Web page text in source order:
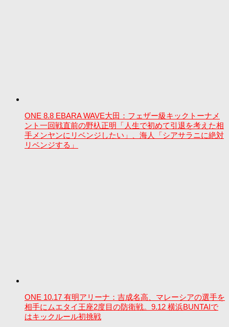
ONE 8.8 EBARA WAVE大田：フェザー級キックトーナメ
ント一回戦直前の野杁正明「人生で初めて引退を考えた相
手メンヤンにリベンジしたい」、海人「シアサラニに絶対
リベンジする」
ONE 10.17 有明アリーナ：吉成名高、マレーシアの選手を
相手にムエタイ王座2度目の防衛戦。9.12 横浜BUNTAIで
はキックルール初挑戦